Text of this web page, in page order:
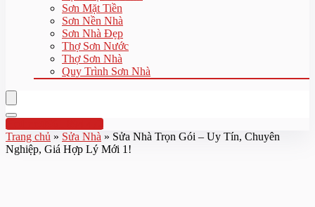
Sơn Mặt Tiền
Sơn Nền Nhà
Sơn Nhà Đẹp
Thợ Sơn Nước
Thợ Sơn Nhà
Quy Trình Sơn Nhà
Hotline:0961 894 472
Trang chủ » Sửa Nhà » Sửa Nhà Trọn Gói – Uy Tín, Chuyên
Nghiệp, Giá Hợp Lý Mới 1!